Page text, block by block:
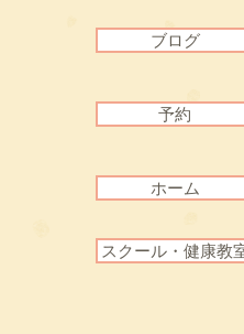
ブログ
予約
ホーム
スクール・健康教